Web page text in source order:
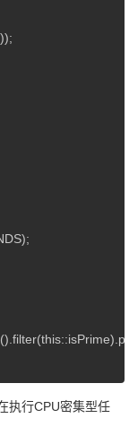
));
执行CPU密集型任